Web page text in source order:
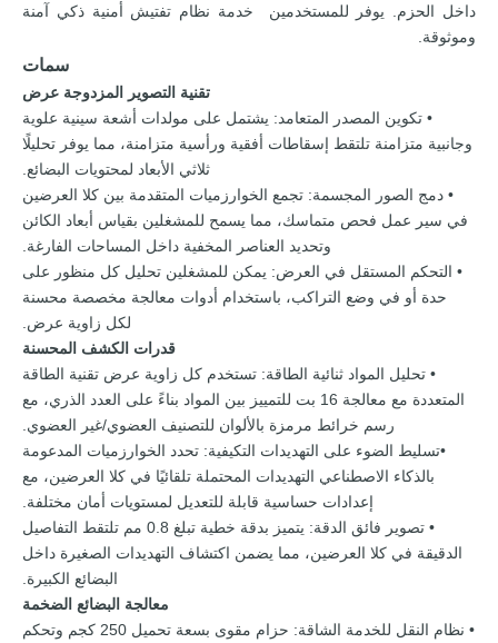
داخل الحزم. يوفر للمستخدمين خدمة نظام تفتيش أمنية ذكي آمنة
وموثوقة.
سمات
تقنية التصوير المزدوجة عرض
• تكوين المصدر المتعامد: يشتمل على مولدات أشعة سينية علوية
وجانبية متزامنة تلتقط إسقاطات أفقية ورأسية متزامنة، مما يوفر تحليلًا
ثلاثي الأبعاد لمحتويات البضائع.
• دمج الصور المجسمة: تجمع الخوارزميات المتقدمة بين كلا العرضين
في سير عمل فحص متماسك، مما يسمح للمشغلين بقياس أبعاد الكائن
وتحديد العناصر المخفية داخل المساحات الفارغة.
• التحكم المستقل في العرض: يمكن للمشغلين تحليل كل منظور على
حدة أو في وضع التراكب، باستخدام أدوات معالجة مخصصة محسنة
لكل زاوية عرض.
قدرات الكشف المحسنة
• تحليل المواد ثنائية الطاقة: تستخدم كل زاوية عرض تقنية الطاقة
المتعددة مع معالجة 16 بت للتمييز بين المواد بناءً على العدد الذري، مع
رسم خرائط مرمزة بالألوان للتصنيف العضوي/غير العضوي.
•تسليط الضوء على التهديدات التكيفية: تحدد الخوارزميات المدعومة
بالذكاء الاصطناعي التهديدات المحتملة تلقائيًا في كلا العرضين، مع
إعدادات حساسية قابلة للتعديل لمستويات أمان مختلفة.
• تصوير فائق الدقة: يتميز بدقة خطية تبلغ 0.8 مم تلتقط التفاصيل
الدقيقة في كلا العرضين، مما يضمن اكتشاف التهديدات الصغيرة داخل
البضائع الكبيرة.
معالجة البضائع الضخمة
• نظام النقل للخدمة الشاقة: حزام مقوى بسعة تحميل 250 كجم وتحكم